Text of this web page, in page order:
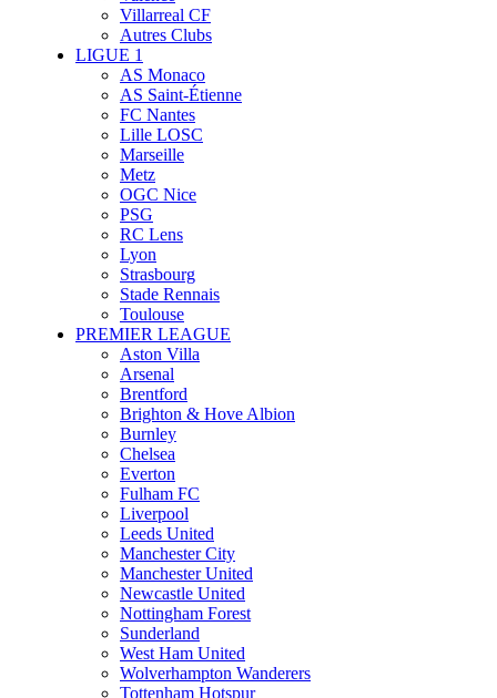
Villarreal CF
Autres Clubs
LIGUE 1
AS Monaco
AS Saint-Étienne
FC Nantes
Lille LOSC
Marseille
Metz
OGC Nice
PSG
RC Lens
Lyon
Strasbourg
Stade Rennais
Toulouse
PREMIER LEAGUE
Aston Villa
Arsenal
Brentford
Brighton & Hove Albion
Burnley
Chelsea
Everton
Fulham FC
Liverpool
Leeds United
Manchester City
Manchester United
Newcastle United
Nottingham Forest
Sunderland
West Ham United
Wolverhampton Wanderers
Tottenham Hotspur